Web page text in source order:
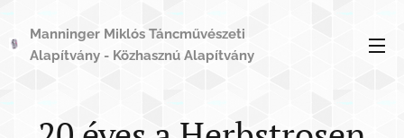
Manninger Miklós Táncművészeti
Alapítvány - Közhasznú Alapítvány